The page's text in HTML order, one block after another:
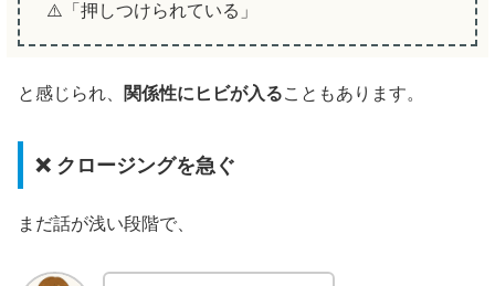
⚠️「押しつけられている」
と感じられ、 関係性にヒビが入ることもあります。
❌ クロージングを急ぐ
まだ話が浅い段階で、